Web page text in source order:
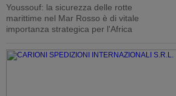
Youssouf: la sicurezza delle rotte
marittime nel Mar Rosso è di vitale
importanza strategica per l'Africa